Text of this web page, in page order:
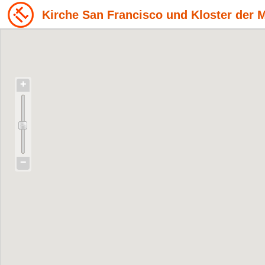
Kirche San Francisco und Kloster der
+
−